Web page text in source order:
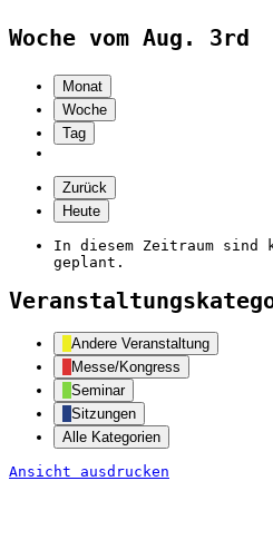
Woche vom Aug. 3rd
Monat
Woche
Tag
Zurück
Heute
In diesem Zeitraum sind
geplant.
Andere Veranstaltung
Messe/Kongress
Seminar
Sitzungen
Alle Kategorien
Ansicht ausdrucken